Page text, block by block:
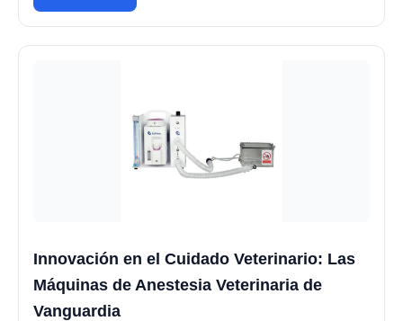
Innovación en el Cuidado Veterinario: Las
Máquinas de Anestesia Veterinaria de
Vanguardia